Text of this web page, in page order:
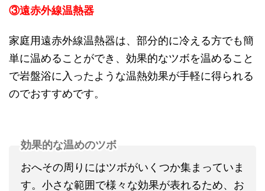
③遠赤外線温熱器
家庭用遠赤外線温熱器は、部分的に冷える方でも簡
単に温めることができ、効果的なツボを温めること
で岩盤浴に入ったような温熱効果が手軽に得られる
のでおすすめです。
効果的な温めのツボ
おへその周りにはツボがいくつか集まっていま
す。小さな範囲で様々な効果が表れるため、お